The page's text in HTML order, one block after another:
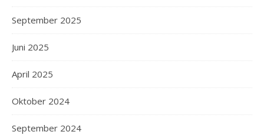
September 2025
Juni 2025
April 2025
Oktober 2024
September 2024